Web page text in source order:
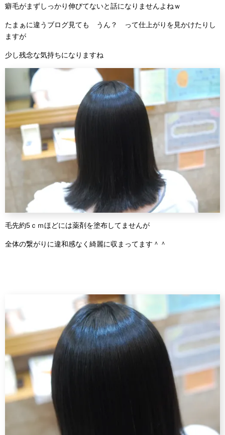
癖毛がまずしっかり伸びてないと話になりませんよねｗ
たまぁに違うブログ見ても うん？ って仕上がりを見かけたりし
ますが
少し残念な気持ちになりますね
毛先約5ｃｍほどには薬剤を塗布してませんが
全体の繋がりに違和感なく綺麗に収まってます＾＾